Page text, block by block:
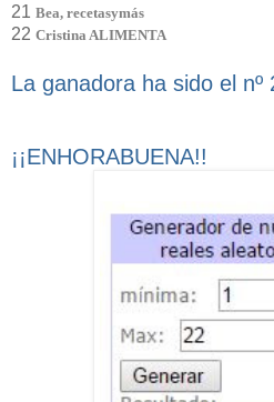
21 Bea, recetasymás
22 Cristina ALIMENTA
La ganadora ha sido el nº
¡¡ENHORABUENA!!